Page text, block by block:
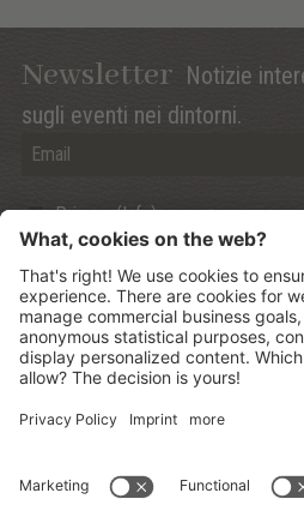
Newsletter Notizie
sugli eventi nei dintorni.
Privacy (Info)
©2026Mountain Panoramic
IT021006A13ZWMYJZ7
.
Sitemap . Credits . Informativa
. produced by